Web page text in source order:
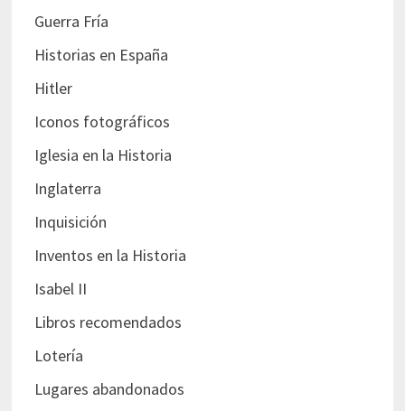
Guerra Fría
Historias en España
Hitler
Iconos fotográficos
Iglesia en la Historia
Inglaterra
Inquisición
Inventos en la Historia
Isabel II
Libros recomendados
Lotería
Lugares abandonados